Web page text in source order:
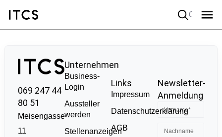
069 247 44
80 51
Meisengasse
11
Unternehmen
Business-
Login
Aussteller
werden
Stellenanzeigen
Links
Impressum
Datenschutzerklärung
AGB
Newsletter-
Anmeldung